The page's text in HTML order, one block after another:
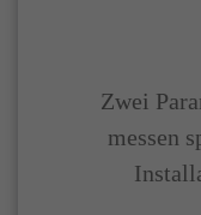
Zwei
messen